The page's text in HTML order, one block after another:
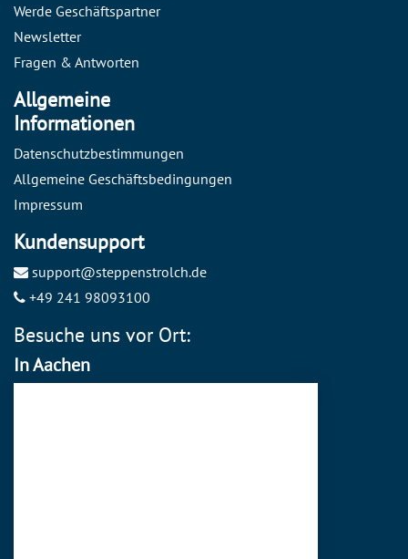
Besuche uns vor Ort:
In Aachen
Werde Geschäftspartner
Newsletter
Fragen & Antworten
Allgemeine
Informationen
Datenschutzbestimmungen
Allgemeine Geschäftsbedingungen
Impressum
Kundensupport
support@steppenstrolch.de
+49 241 98093100